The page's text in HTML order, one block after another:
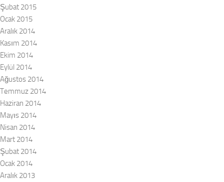
Şubat 2015
Ocak 2015
Aralık 2014
Kasım 2014
Ekim 2014
Eylül 2014
Ağustos 2014
Temmuz 2014
Haziran 2014
Mayıs 2014
Nisan 2014
Mart 2014
Şubat 2014
Ocak 2014
Aralık 2013